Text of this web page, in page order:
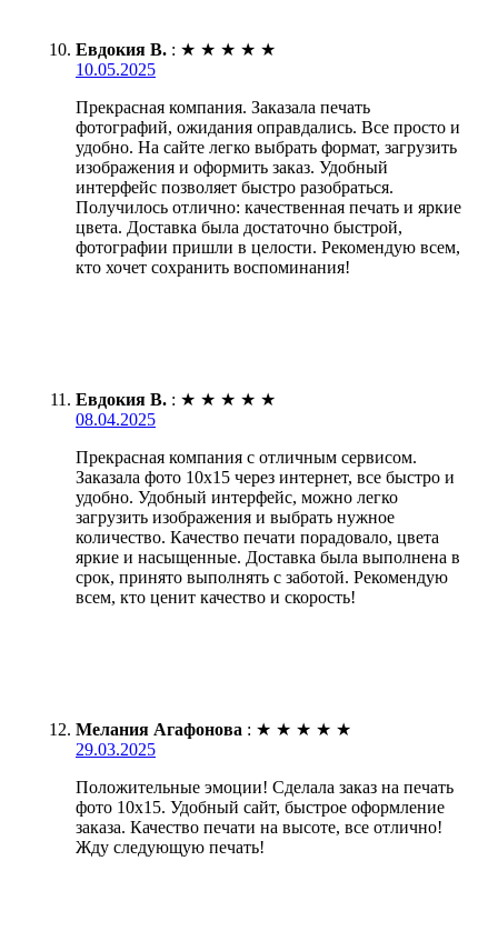
Евдокия В. : ★ ★ ★ ★ ★
10.05.2025
Прекрасная компания. Заказала печать
фотографий, ожидания оправдались. Все просто и
удобно. На сайте легко выбрать формат, загрузить
изображения и оформить заказ. Удобный
интерфейс позволяет быстро разобраться.
Получилось отлично: качественная печать и яркие
цвета. Доставка была достаточно быстрой,
фотографии пришли в целости. Рекомендую всем,
кто хочет сохранить воспоминания!
Евдокия В. : ★ ★ ★ ★ ★
08.04.2025
Прекрасная компания с отличным сервисом.
Заказала фото 10х15 через интернет, все быстро и
удобно. Удобный интерфейс, можно легко
загрузить изображения и выбрать нужное
количество. Качество печати порадовало, цвета
яркие и насыщенные. Доставка была выполнена в
срок, принято выполнять с заботой. Рекомендую
всем, кто ценит качество и скорость!
Мелания Агафонова : ★ ★ ★ ★ ★
29.03.2025
Положительные эмоции! Сделала заказ на печать
фото 10х15. Удобный сайт, быстрое оформление
заказа. Качество печати на высоте, все отлично!
Жду следующую печать!